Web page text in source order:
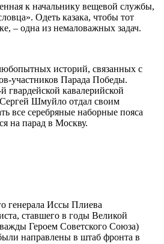
к начальнику вещевой службы,
Одеть казака, чтобы тот
– одна из немаловажных задач.
историй, связанных с
участников Парада Победы.
гвардейской кавалерийской
Шмуйло отдал своим
все серебряные наборные пояса
на парад в Москву.
генерала Иссы Плиева
ставшего в годы Великой
Героем Советского Союза)
направлены в штаб фронта в